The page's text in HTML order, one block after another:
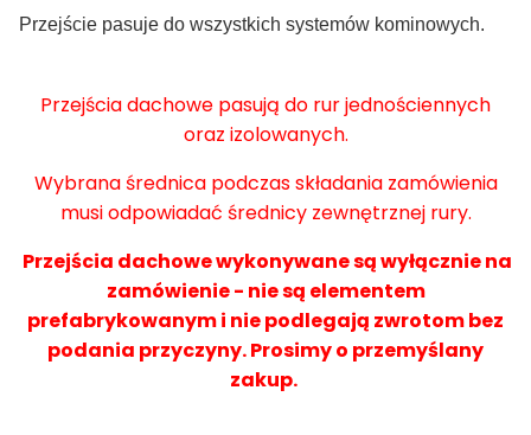
Przejście pasuje do wszystkich systemów kominowych.
Przejścia dachowe pasują do rur jednościennych
oraz izolowanych.
Wybrana średnica podczas składania zamówienia
musi odpowiadać średnicy zewnętrznej rury.
Przejścia dachowe wykonywane są wyłącznie na
zamówienie - nie są elementem
prefabrykowanym i nie podlegają zwrotom bez
podania przyczyny. Prosimy o przemyślany
zakup.